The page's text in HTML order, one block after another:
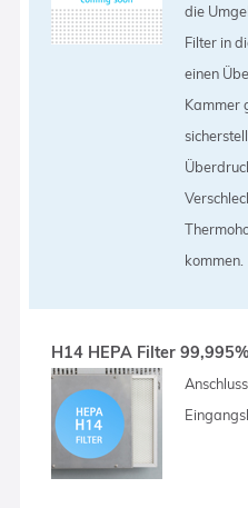
die
Filter in
einen
Kammer
kommen.
H14 HEPA Filter 99,995%